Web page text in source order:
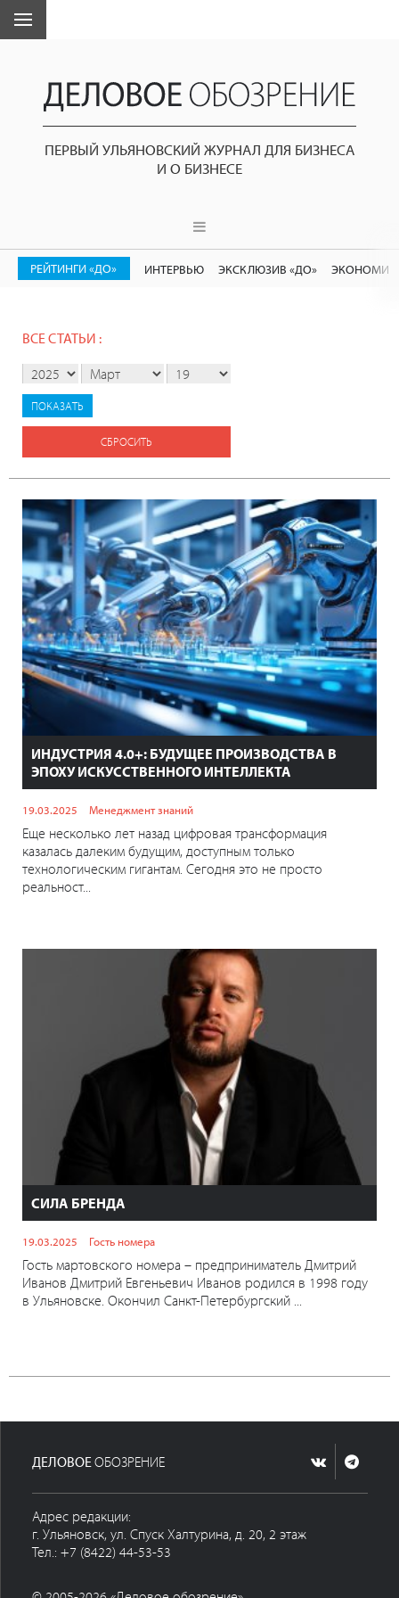
ПЕРВЫЙ УЛЬЯНОВСКИЙ ЖУРНАЛ ДЛЯ БИЗНЕСА
И О БИЗНЕСЕ
РЕЙТИНГИ «ДО» ИНТЕРВЬЮ ЭКСКЛЮЗИВ «ДО»
ВСЕ СТАТЬИ :
СБРОСИТЬ
ИНДУСТРИЯ 4.0+: БУДУЩЕЕ ПРОИЗВОДСТВА В
ЭПОХУ ИСКУССТВЕННОГО ИНТЕЛЛЕКТА
19.03.2025 Менеджмент знаний
Еще несколько лет назад цифровая трансформация
казалась далеким будущим, доступным только
технологическим гигантам. Сегодня это не просто
реальност...
СИЛА БРЕНДА
19.03.2025 Гость номера
Гость мартовского номера – предприниматель Дмитрий
Иванов Дмитрий Евгеньевич Иванов родился в 1998 году
в Ульяновске. Окончил Санкт-Петербургский ...
ДЕЛОВОЕОБОЗРЕНИЕ
Адрес редакции:
г. Ульяновск, ул. Спуск Халтурина, д. 20, 2 этаж
Тел.: +7 (8422) 44-53-53